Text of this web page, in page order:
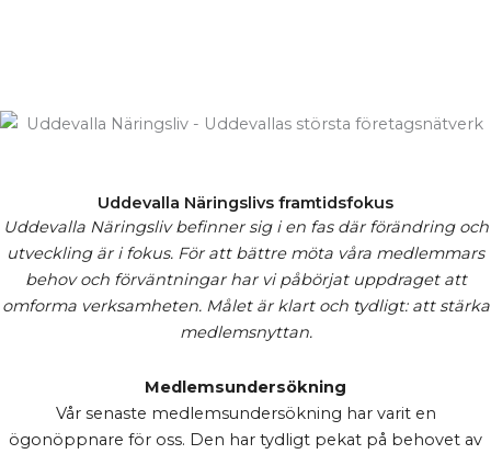
Uddevalla Näringslivs framtidsfokus
Uddevalla Näringsliv befinner sig i en fas där förändring och
utveckling är i fokus. För att bättre möta våra medlemmars
behov och förväntningar har vi påbörjat uppdraget att
omforma verksamheten. Målet är klart och tydligt: att stärka
medlemsnyttan.
Medlemsundersökning
Vår senaste medlemsundersökning har varit en
ögonöppnare för oss. Den har tydligt pekat på behovet av